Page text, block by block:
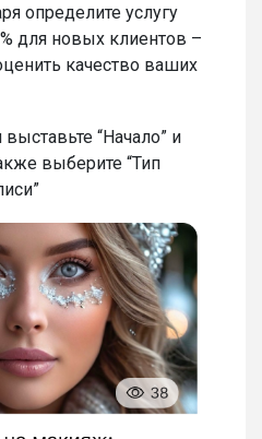
определите услугу
для новых клиентов –
качество ваших
“Начало” и
выберите “Тип